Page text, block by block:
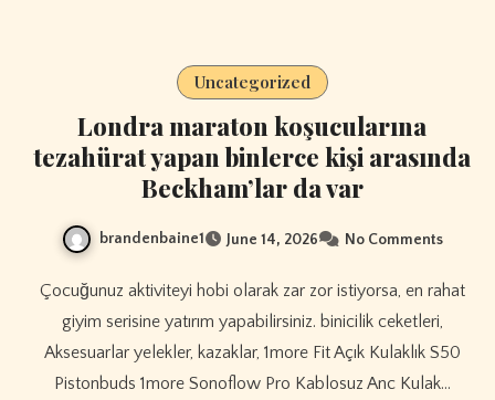
Uncategorized
Londra maraton koşucularına
tezahürat yapan binlerce kişi arasında
Beckham’lar da var
brandenbaine1 June 14, 2026 No Comments
Çocuğunuz aktiviteyi hobi olarak zar zor istiyorsa, en rahat
giyim serisine yatırım yapabilirsiniz. binicilik ceketleri,
Aksesuarlar yelekler, kazaklar, 1more Fit Açık Kulaklık S50
Pistonbuds 1more Sonoflow Pro Kablosuz Anc Kulak…